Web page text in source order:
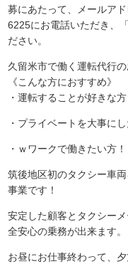
募にあたって、メールア
6225にお電話いただき、
ださい。
久留米市で働く運転代行の
《こんな方におすすめ》
・運転することが好きな方
・プライベートを大事にし
・ｗワークで働きたい方！
筑後地区初のタクシー車
事業です！
安定した顧客とタクシー
全安心の乗務が出来ます。
お昼にお仕事終わって、